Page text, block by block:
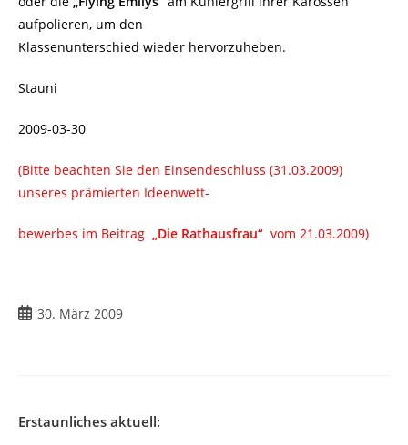
aufpolieren, um den
Klassenunterschied wieder hervorzuheben.
Stauni
2009-03-30
(Bitte beachten Sie den Einsendeschluss (31.03.2009)
unseres prämierten Ideenwett-
bewerbes im Beitrag „Die Rathausfrau“ vom 21.03.2009)
Beitrag
30. März 2009
Erstaunliches aktuell: